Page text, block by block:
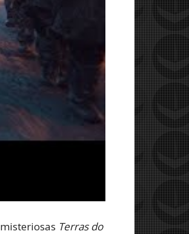
Terras do